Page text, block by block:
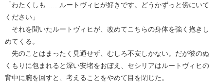
「わたくしも……ルートヴィヒが好きです。どうかずっと傍にいて
ください」
それを聞いたルートヴィヒが、改めてこちらの身体を強く抱きし
めてくる。
先のことはまったく見通せず、むしろ不安しかない。だが彼のぬ
くもりに包まれると深い安堵をおぼえ、セシリアはルートヴィヒの
背中に腕を回すと、考えることをやめて目を閉じた。